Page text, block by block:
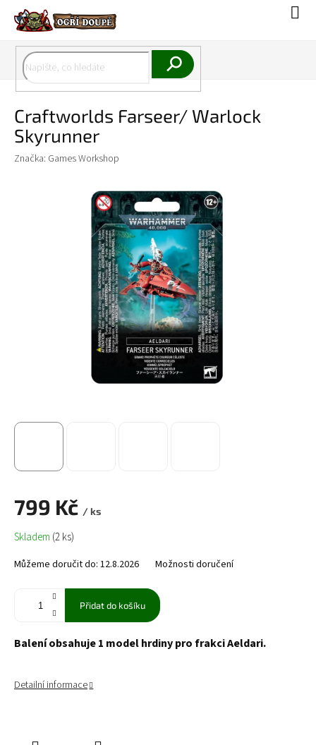
obsah
Craftworlds Farseer/ Warlock
Skyrunner
Značka: Games Workshop
799 Kč / ks
Měrná
cena:
Skladem (2 ks)
Můžeme doručit do: 12.8.2026 Možnosti doručení
Přidat do košíku
Balení obsahuje 1 model hrdiny pro frakci Aeldari.
Detailní informace